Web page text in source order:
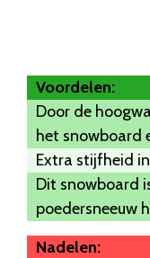
Voordelen:
Door de
het snowboard
Extra stijfheid
Dit snowboard
poedersneeuw
Nadelen: